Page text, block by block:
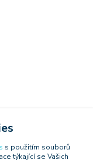
s použitím souborů
týkající se Vašich